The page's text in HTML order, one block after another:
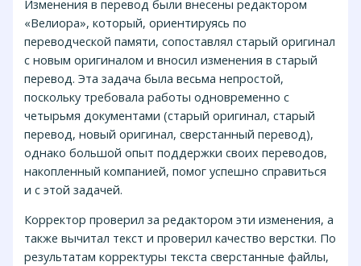
Изменения в перевод были внесены редактором
«Велиора», который, ориентируясь по
переводческой памяти, сопоставлял старый оригинал
с новым оригиналом и вносил изменения в старый
перевод. Эта задача была весьма непростой,
поскольку требовала работы одновременно с
четырьмя документами (старый оригинал, старый
перевод, новый оригинал, сверстанный перевод),
однако большой опыт поддержки своих переводов,
накопленный компанией, помог успешно справиться
и с этой задачей.
Корректор проверил за редактором эти изменения, а
также вычитал текст и проверил качество верстки. По
результатам корректуры текста сверстанные файлы,